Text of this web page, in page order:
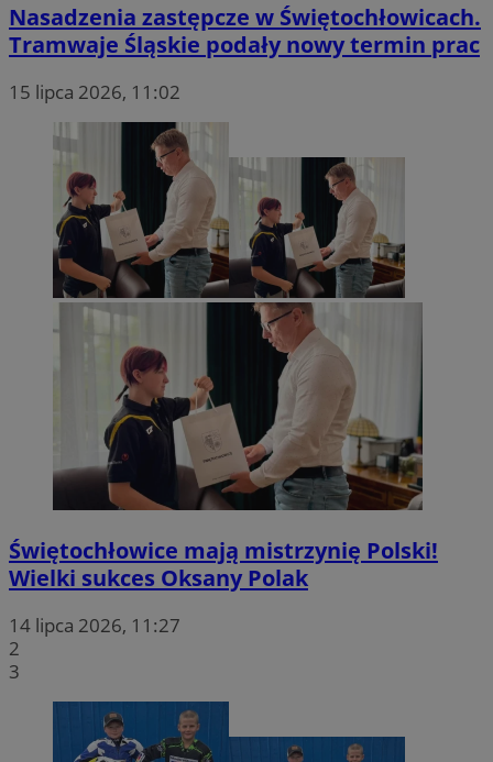
Nasadzenia zastępcze w Świętochłowicach.
Tramwaje Śląskie podały nowy termin prac
15 lipca 2026, 11:02
Świętochłowice mają mistrzynię Polski!
Wielki sukces Oksany Polak
14 lipca 2026, 11:27
2
3